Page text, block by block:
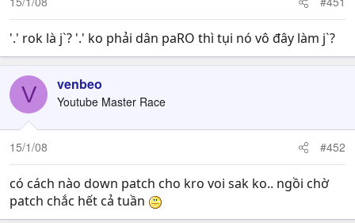
'.' rok là j`? '.' ko phải dân paRO thì tụi nó vô đây làm j`?
V venbeo
Youtube Master Race
15/1/08 #452
có cách nào down patch cho kro voi sak ko.. ngồi chờ
patch chắc hết cả tuần